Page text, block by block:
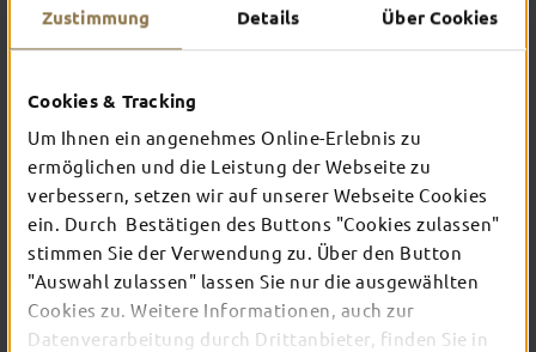
Zustimmung Details Über Cookies
Cookies & Tracking
Um Ihnen ein angenehmes Online-Erlebnis zu
ermöglichen und die Leistung der Webseite zu
verbessern, setzen wir auf unserer Webseite Cookies
ein. Durch Bestätigen des Buttons "Cookies zulassen"
stimmen Sie der Verwendung zu. Über den Button
"Auswahl zulassen" lassen Sie nur die ausgewählten
Cookies zu. Weitere Informationen, auch zur
Datenverarbeitung durch Drittanbieter, finden Sie in
TOP-EVENTS
In Fulda ist irgendwo immer etwas los: Ob
Konzert, Musical, Erlebnis-Stadtführung oder
Theater – entdecke hier aktuelle Veranstaltungen
und Highlights in und um Fulda.